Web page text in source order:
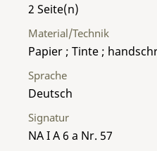
2
Material/Technik
Papier ; Tinte ;
Sprache
Deutsch
Signatur
NA I A 6 a Nr. 57